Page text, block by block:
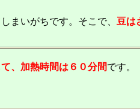
まいがちです。そこで、 豆は
、加熱時間は６０分間です。